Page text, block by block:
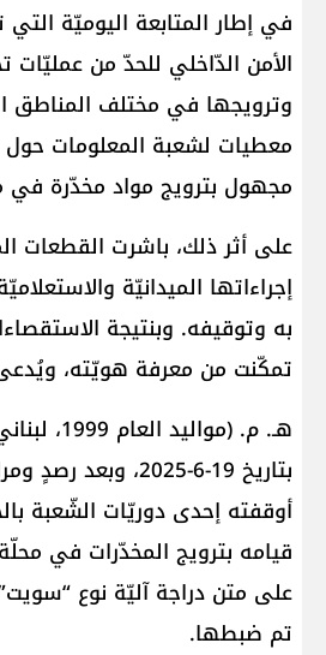
في إطار المتابعة اليوميّة
الأمن الدّاخلي للحدّ من عمليّات
وترويجها في مختلف المناطق
معطيات لشعبة المعلومات
مجهول بترويج مواد مخدّرة في
على أثر ذلك، باشرت القطعات
إجراءاتها الميدانيّة
به وتوقيفه. وبنتيجة
تمكّنت من معرفة هويّته،
هـ. م. (مواليد العام 1999، لبناني)
بتاريخ 19-6-2025،
أوقفته إحدى دوريّات الشّعبة
قيامه بترويج المخدّرات في
على متن دراجة آليّة نوع
تم ضبطها.